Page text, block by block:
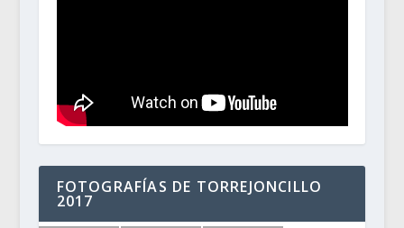
FOTOGRAFÍAS DE TORREJONCILLO
2017